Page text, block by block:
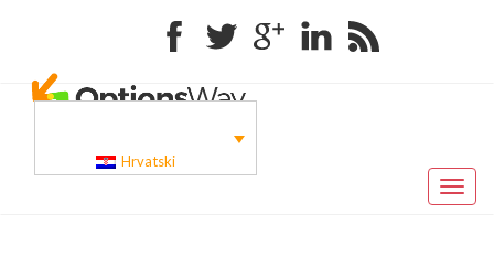
FacebookTwitter Google+Linkedin RSS
Hrvatski
Toggle